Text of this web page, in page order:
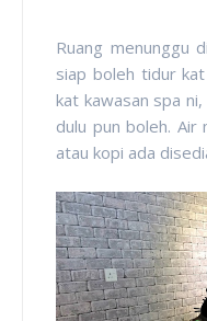
Ruang menunggu
siap boleh tidur
kat kawasan spa
dulu pun boleh. Air
atau kopi ada